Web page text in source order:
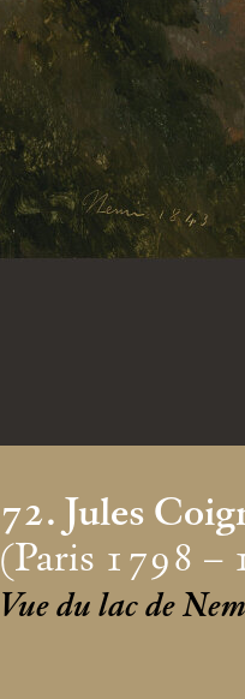
72. Jules
(Paris 1798 –
Vue du lac de